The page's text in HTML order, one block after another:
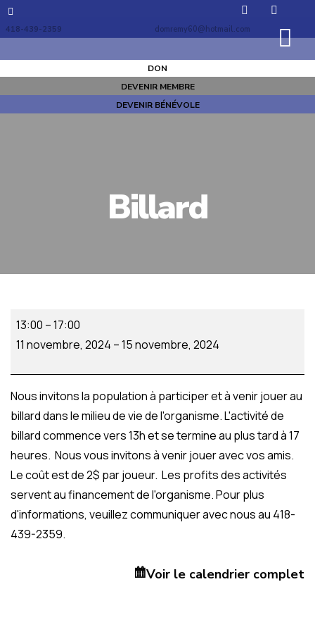
418-439-2359 domremy60@hotmail.com
DON
DEVENIR MEMBRE
DEVENIR BÉNÉVOLE
Billard
13:00 –17:00
11 novembre, 2024 –15 novembre, 2024
Nous invitons la population à participer et à venir jouer au
billard dans le milieu de vie de l'organisme. L'activité de
billard commence vers 13h et se termine au plus tard à 17
heures. Nous vous invitons à venir jouer avec vos amis.
Le coût est de 2$ par joueur. Les profits des activités
servent au financement de l'organisme. Pour plus
d'informations, veuillez communiquer avec nous au 418-
439-2359.
Voir le calendrier complet